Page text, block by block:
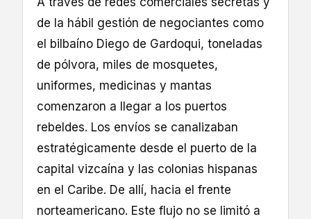
de la hábil gestión de negociantes como
el bilbaíno Diego de Gardoqui, toneladas
de pólvora, miles de mosquetes,
uniformes, medicinas y mantas
comenzaron a llegar a los puertos
rebeldes. Los envíos se canalizaban
estratégicamente desde el puerto de la
capital vizcaína y las colonias hispanas
en el Caribe. De allí, hacia el frente
norteamericano. Este flujo no se limitó a